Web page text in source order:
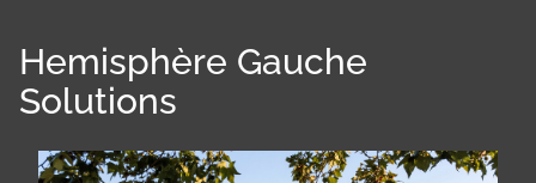
Hemisphère Gauche
Solutions